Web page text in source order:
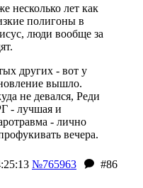
несколько лет как
полигоны в
люди вообще за
других - вот у
вышло.
не девался, Реди
- лучшая и
- лично
вечера.
№765963
#86